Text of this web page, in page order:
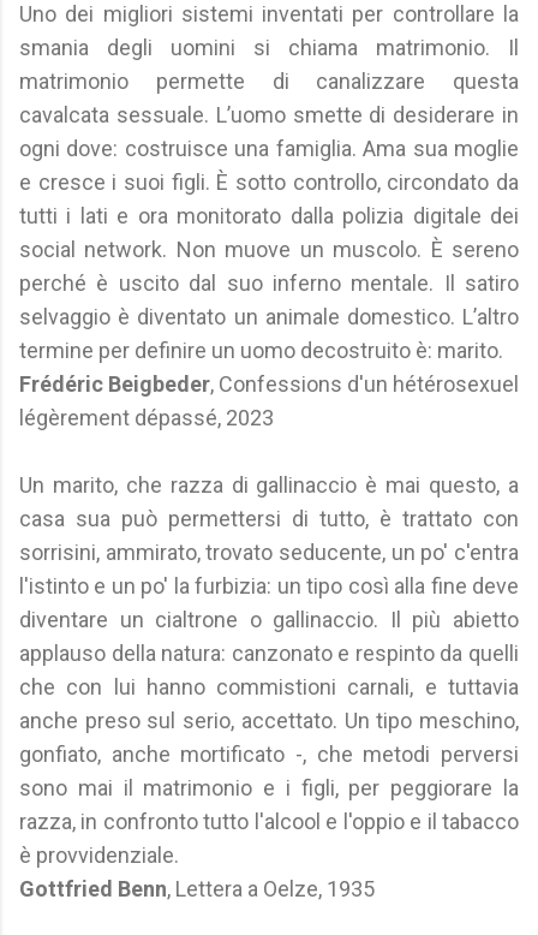
Uno dei migliori sistemi inventati per controllare la
smania degli uomini si chiama matrimonio. Il
matrimonio permette di canalizzare questa
cavalcata sessuale. L’uomo smette di desiderare in
ogni dove: costruisce una famiglia. Ama sua moglie
e cresce i suoi figli. È sotto controllo, circondato da
tutti i lati e ora monitorato dalla polizia digitale dei
social network. Non muove un muscolo. È sereno
perché è uscito dal suo inferno mentale. Il satiro
selvaggio è diventato un animale domestico. L’altro
termine per definire un uomo decostruito è: marito.
Frédéric Beigbeder, Confessions d'un hétérosexuel
légèrement dépassé, 2023
Un marito, che razza di gallinaccio è mai questo, a
casa sua può permettersi di tutto, è trattato con
sorrisini, ammirato, trovato seducente, un po' c'entra
l'istinto e un po' la furbizia: un tipo così alla fine deve
diventare un cialtrone o gallinaccio. Il più abietto
applauso della natura: canzonato e respinto da quelli
che con lui hanno commistioni carnali, e tuttavia
anche preso sul serio, accettato. Un tipo meschino,
gonfiato, anche mortificato -, che metodi perversi
sono mai il matrimonio e i figli, per peggiorare la
razza, in confronto tutto l'alcool e l'oppio e il tabacco
è provvidenziale.
Gottfried Benn, Lettera a Oelze, 1935